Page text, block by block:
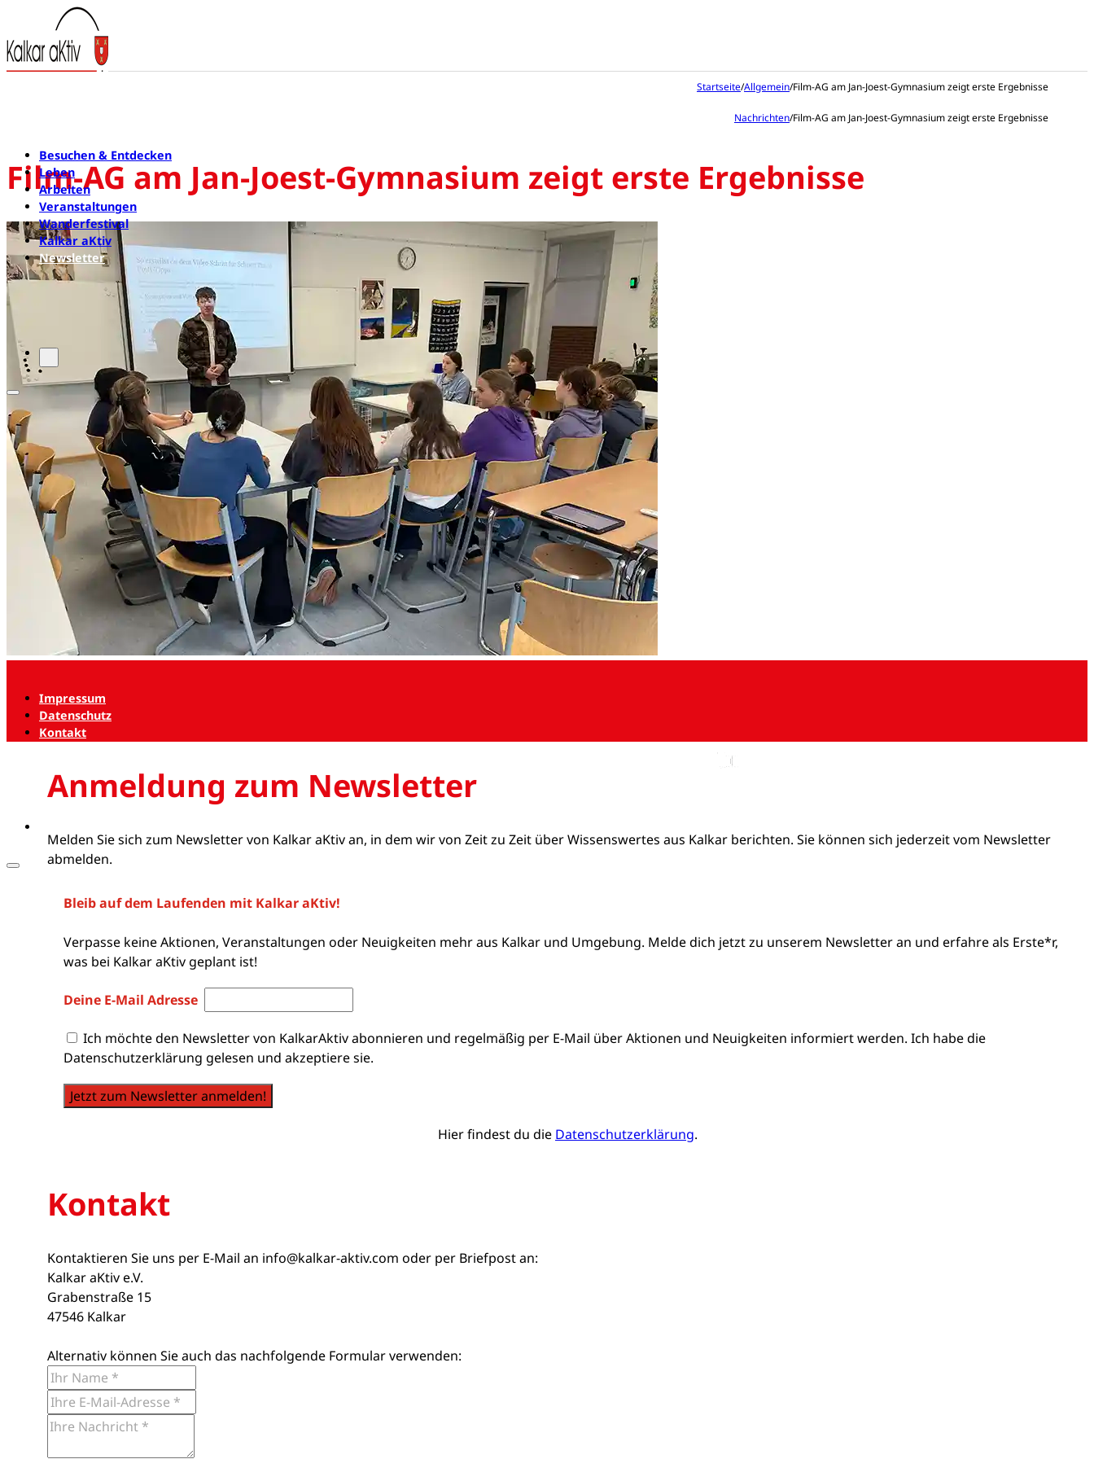
Besuchen & Entdecken
Leben
Arbeiten
Veranstaltungen
Wanderfestival
Kalkar aKtiv
Newsletter
Startseite/Allgemein/Film-AG am Jan-Joest-Gymnasium zeigt erste Ergebnisse
Nachrichten/Film-AG am Jan-Joest-Gymnasium zeigt erste Ergebnisse
Film-AG am Jan-Joest-Gymnasium zeigt erste Ergebnisse
Impressum
Datenschutz
Kontakt
Anmeldung zum Newsletter
Melden Sie sich zum Newsletter von Kalkar aKtiv an, in dem wir von Zeit zu Zeit über Wissenswertes aus Kalkar berichten. Sie können sich jederzeit vom Newsletter
abmelden.
Bleib auf dem Laufenden mit Kalkar aKtiv!
Verpasse keine Aktionen, Veranstaltungen oder Neuigkeiten mehr aus Kalkar und Umgebung. Melde dich jetzt zu unserem Newsletter an und erfahre als Erste*r,
was bei Kalkar aKtiv geplant ist!
Deine E-Mail Adresse
Ich möchte den Newsletter von KalkarAktiv abonnieren und regelmäßig per E-Mail über Aktionen und Neuigkeiten informiert werden. Ich habe die
Datenschutzerklärung gelesen und akzeptiere sie.
Jetzt zum Newsletter anmelden!
Hier findest du die Datenschutzerklärung.
Kontakt
Kontaktieren Sie uns per E-Mail an info@kalkar-aktiv.com oder per Briefpost an:
Kalkar aKtiv e.V.
Grabenstraße 15
47546 Kalkar
Alternativ können Sie auch das nachfolgende Formular verwenden: